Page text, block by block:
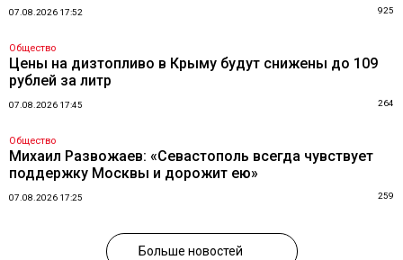
07.08.2026 17:52 925
Общество
Цены на дизтопливо в Крыму будут снижены до 109
рублей за литр
07.08.2026 17:45 264
Общество
Михаил Развожаев: «Севастополь всегда чувствует
поддержку Москвы и дорожит ею»
07.08.2026 17:25 259
Больше новостей